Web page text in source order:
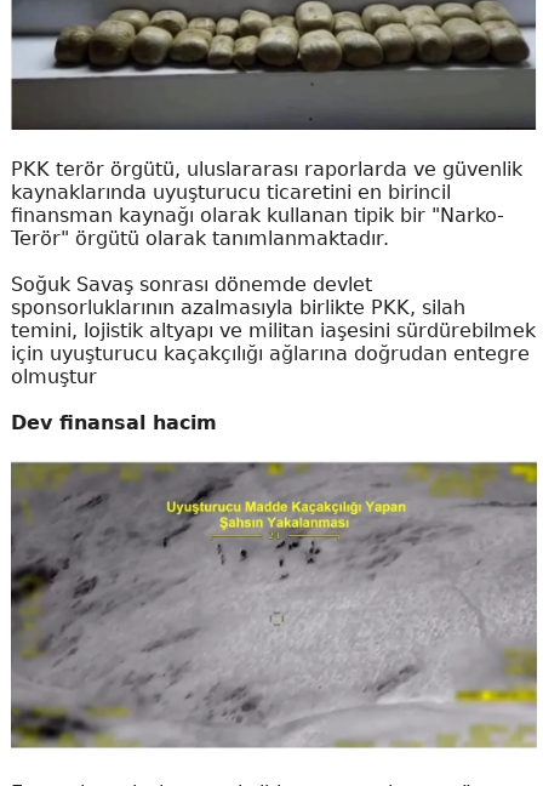
PKK terör örgütü, uluslararası raporlarda ve güvenlik
kaynaklarında uyuşturucu ticaretini en birincil
finansman kaynağı olarak kullanan tipik bir "Narko-
Terör" örgütü olarak tanımlanmaktadır.
Soğuk Savaş sonrası dönemde devlet
sponsorluklarının azalmasıyla birlikte PKK, silah
temini, lojistik altyapı ve militan iaşesini sürdürebilmek
için uyuşturucu kaçakçılığı ağlarına doğrudan entegre
olmuştur
Dev finansal hacim